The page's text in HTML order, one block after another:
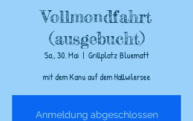
Vollmondfahrt
(ausgebucht)
Sa., 30. Mai
  |
Grillplatz Bluematt
mit dem Kanu auf dem Hallwilersee
Anmeldung abgeschlossen